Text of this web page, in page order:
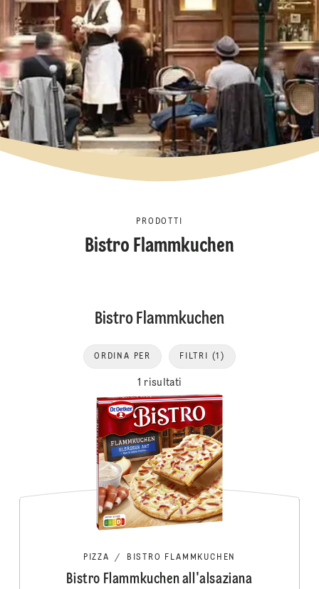
PRODOTTI
Bistro Flammkuchen
Bistro Flammkuchen
1 risultati
ORDINA PER FILTRI (1)
PIZZA / BISTRO FLAMMKUCHEN
Bistro Flammkuchen all'alsaziana